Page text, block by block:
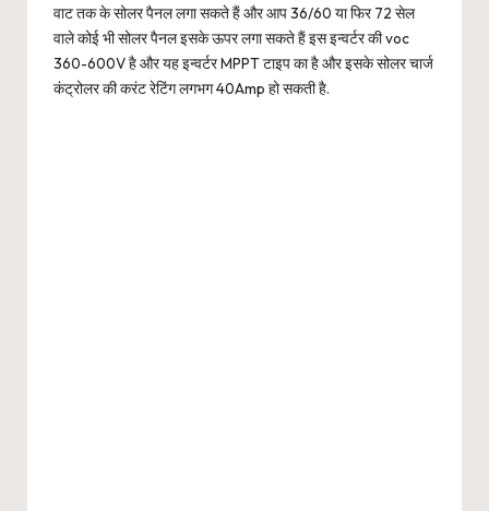
वाट तक के सोलर पैनल लगा सकते हैं और आप 36/60 या फिर 72 सेल
वाले कोई भी सोलर पैनल इसके ऊपर लगा सकते हैं इस इन्वर्टर की voc
360-600V है और यह इन्वर्टर MPPT टाइप का है और इसके सोलर चार्ज
कंट्रोलर की करंट रेटिंग लगभग 40Amp हो सकती है.